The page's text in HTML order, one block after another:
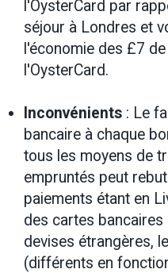
l'OysterCard par
séjour à Londres et
l'économie des £7
l'OysterCard.
Inconvénients : Le
bancaire à chaque
tous les moyens de
empruntés peut
paiements étant en
des cartes
devises étrangères,
(différents en